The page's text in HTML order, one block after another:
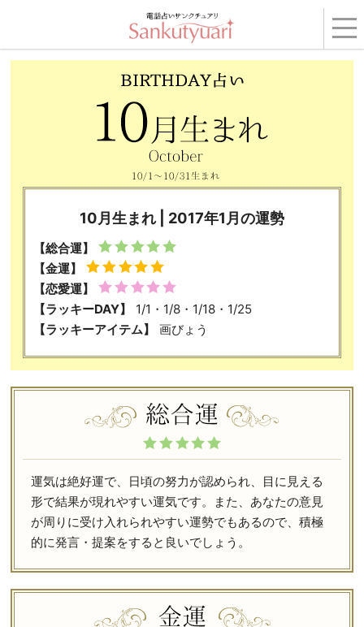
BIRTHDAY占い ›2017年1月の運勢
10月生まれ | 2017年1月の運勢
【総合運】
【金運】
【恋愛運】
【ラッキーDAY】
1/1・1/8・1/18・1/25
【ラッキーアイテム】
画びょう
運気は絶好運で、日頃の努力が認められ、目に見える
形で結果が現れやすい運気です。また、あなたの意見
が周りに受け入れられやすい運勢でもあるので、積極
的に発言・提案をすると良いでしょう。